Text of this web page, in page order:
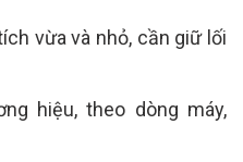
vừa và nhỏ, cần giữ lối
hiệu, theo dòng máy,